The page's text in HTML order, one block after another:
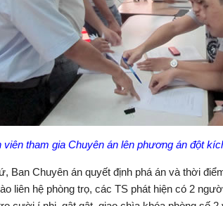
viên tham gia Chuyên án lên phương án đột
Ban Chuyên án quyết định phá án và thời
liên hệ phòng trọ, các TS phát hiện có 2